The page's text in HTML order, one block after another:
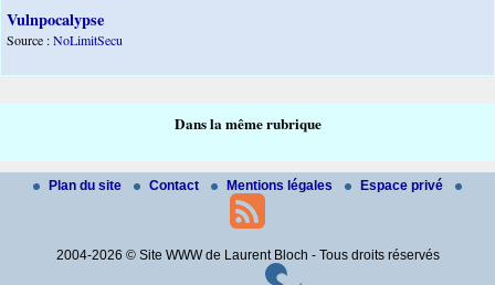
Vulnpocalypse
Source :NoLimitSecu
Dans la même rubrique
Plan du site Contact Mentions légales Espace privé
2004-2026 © Site WWW de Laurent Bloch - Tous droits réservés